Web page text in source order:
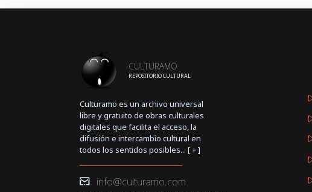
CULTURAMO
REPOSITORIO CULTURAL
Culturamo es un archivo universal
libre y gratuito de obras culturales
digitales que facilita el acceso, la
difusión e intercambio cultural en
todos los sentidos posibles... [+]
info@culturamo.com